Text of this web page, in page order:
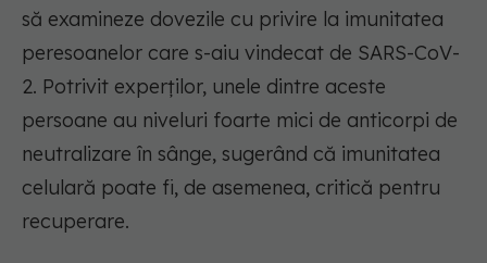
să examineze dovezile cu privire la imunitatea
peresoanelor care s-aiu vindecat de SARS-CoV-
2. Potrivit experților, unele dintre aceste
persoane au niveluri foarte mici de anticorpi de
neutralizare în sânge, sugerând că imunitatea
celulară poate fi, de asemenea, critică pentru
recuperare.